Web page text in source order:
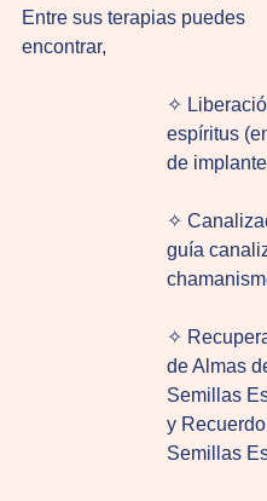
Entre sus terapias puedes
encontrar,
✧
espíritus
de
✧
guía
✧
de Almas
Semillas
y
Semillas